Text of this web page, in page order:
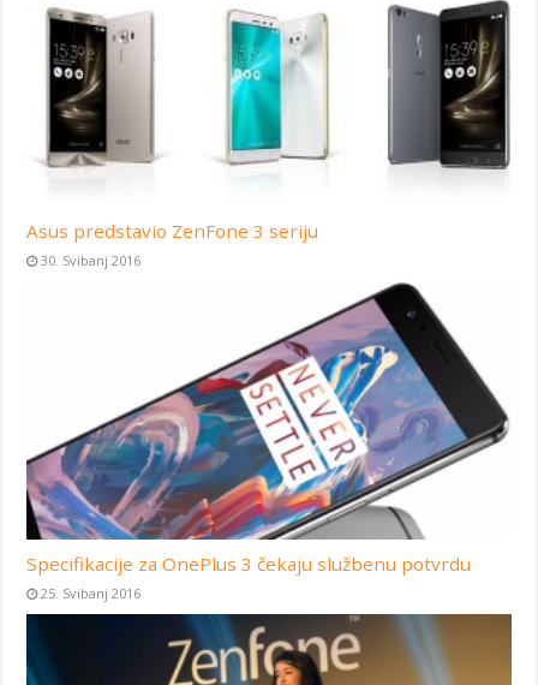
Asus predstavio ZenFone 3 seriju
30. Svibanj 2016
Specifikacije za OnePlus 3 čekaju službenu potvrdu
25. Svibanj 2016